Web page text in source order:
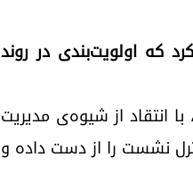
که اولویت‌بندی در روند
انتقاد از شیوه‌ی مدیریت
نشست را از دست داده و